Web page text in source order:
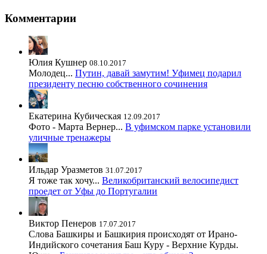
Комментарии
Юлия Кушнер 08.10.2017
Молодец... Путин, давай замутим! Уфимец подарил
президенту песню собственного сочинения
Екатерина Кубическая 12.09.2017
Фото - Марта Вернер... В уфимском парке установили
уличные тренажеры
Ильдар Уразметов 31.07.2017
Я тоже так хочу... Великобританский велосипедист
проедет от Уфы до Португалии
Виктор Пенеров 17.07.2017
Слова Башкиры и Башкирия происходят от Ирано-
Индийского сочетания Баш Куру - Верхние Курды.